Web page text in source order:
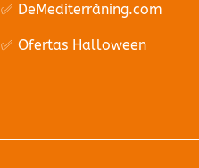
✅ DeMediterràning.com
✅ Ofertas Halloween